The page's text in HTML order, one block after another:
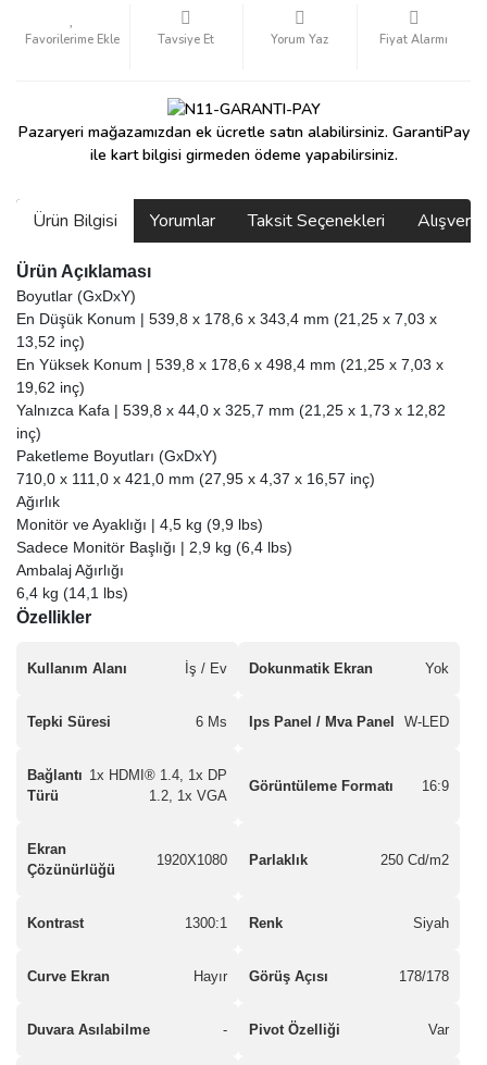
Tavsiye Et Yorum Yaz Fiyat Alarmı
Pazaryeri mağazamızdan ek ücretle satın alabilirsiniz. GarantiPay
ile kart bilgisi girmeden ödeme yapabilirsiniz.
Ürün Bilgisi Yorumlar Taksit Seçenekleri
Ürün Açıklaması
Boyutlar (GxDxY)
En Düşük Konum | 539,8 x 178,6 x 343,4 mm (21,25 x 7,03 x
13,52 inç)
En Yüksek Konum | 539,8 x 178,6 x 498,4 mm (21,25 x 7,03 x
19,62 inç)
Yalnızca Kafa | 539,8 x 44,0 x 325,7 mm (21,25 x 1,73 x 12,82
inç)
Paketleme Boyutları (GxDxY)
710,0 x 111,0 x 421,0 mm (27,95 x 4,37 x 16,57 inç)
Ağırlık
Monitör ve Ayaklığı | 4,5 kg (9,9 lbs)
Sadece Monitör Başlığı | 2,9 kg (6,4 lbs)
Ambalaj Ağırlığı
6,4 kg (14,1 lbs)
Özellikler
Kullanım Alanı İş / Ev Dokunmatik Ekran Yok
Tepki Süresi 6 Ms Ips Panel / Mva Panel W-LED
Bağlantı
Türü
1x HDMI® 1.4, 1x DP
1.2, 1x VGA
Görüntüleme Formatı 16:9
Ekran
Çözünürlüğü
1920X1080 Parlaklık 250 Cd/m2
Kontrast 1300:1 Renk Siyah
Curve Ekran Hayır Görüş Açısı 178/178
Duvara Asılabilme - Pivot Özelliği Var